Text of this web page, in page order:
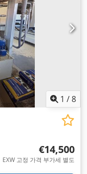
1 /8
€14,500
EXW 고정 가격 부가세 별도